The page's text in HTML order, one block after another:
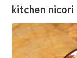
kitchen nicori